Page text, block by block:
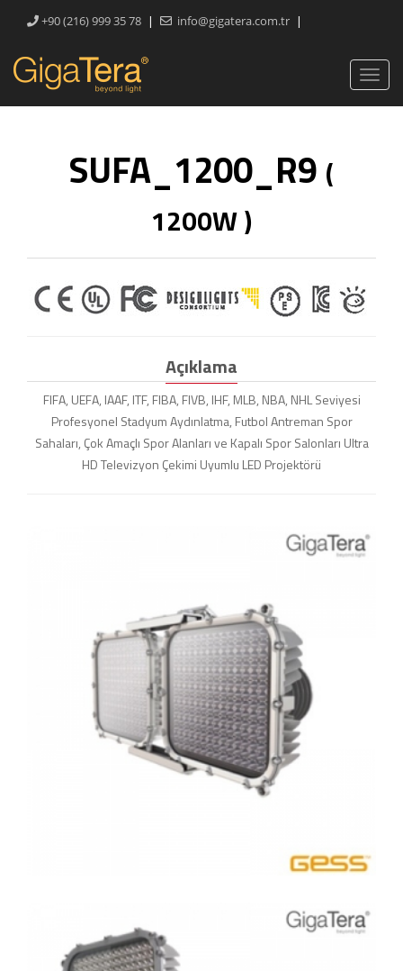
+90 (216) 999 35 78 | info@gigatera.com.tr |
SUFA_1200_R9 (
1200W )
Açıklama
FIFA, UEFA, IAAF, ITF, FIBA, FIVB, IHF, MLB, NBA, NHL Seviyesi
Profesyonel Stadyum Aydınlatma, Futbol Antreman Spor
Sahaları, Çok Amaçlı Spor Alanları ve Kapalı Spor Salonları Ultra
HD Televizyon Çekimi Uyumlu LED Projektörü